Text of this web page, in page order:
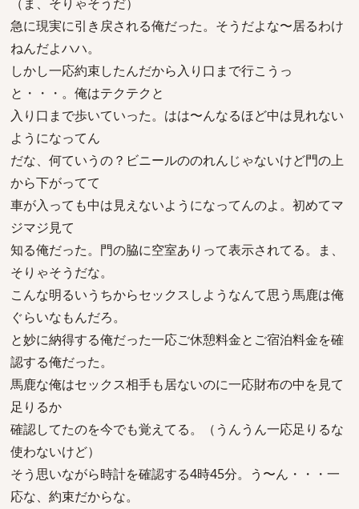
急に現実に引き戻される俺だった。そうだよな〜居るわけ
ねんだよハハ。
しかし一応約束したんだから入り口まで行こうっ
と・・・。俺はテクテクと
入り口まで歩いていった。はは〜んなるほど中は見れない
ようになってん
だな、何ていうの？ビニールののれんじゃないけど門の上
から下がってて
車が入っても中は見えないようになってんのよ。初めてマ
ジマジ見て
知る俺だった。門の脇に空室ありって表示されてる。ま、
そりゃそうだな。
こんな明るいうちからセックスしようなんて思う馬鹿は俺
ぐらいなもんだろ。
と妙に納得する俺だった一応ご休憩料金とご宿泊料金を確
認する俺だった。
馬鹿な俺はセックス相手も居ないのに一応財布の中を見て
足りるか
確認してたのを今でも覚えてる。（うんうん一応足りるな
使わないけど）
そう思いながら時計を確認する4時45分。う〜ん・・・一
応な、約束だからな。